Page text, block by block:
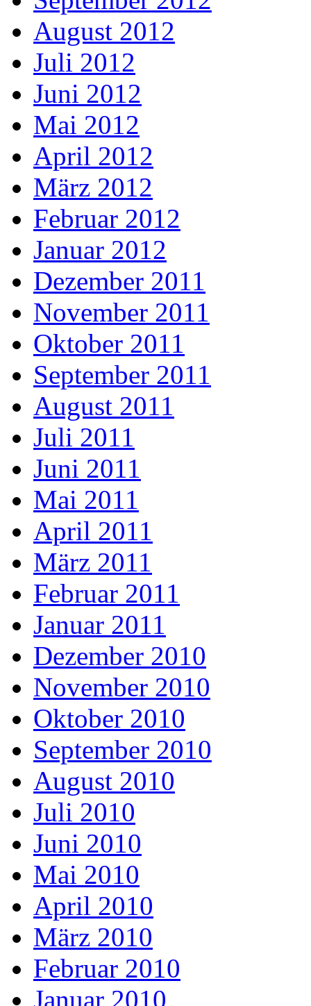
August 2012
Juli 2012
Juni 2012
Mai 2012
April 2012
März 2012
Februar 2012
Januar 2012
Dezember 2011
November 2011
Oktober 2011
September 2011
August 2011
Juli 2011
Juni 2011
Mai 2011
April 2011
März 2011
Februar 2011
Januar 2011
Dezember 2010
November 2010
Oktober 2010
September 2010
August 2010
Juli 2010
Juni 2010
Mai 2010
April 2010
März 2010
Februar 2010
Januar 2010